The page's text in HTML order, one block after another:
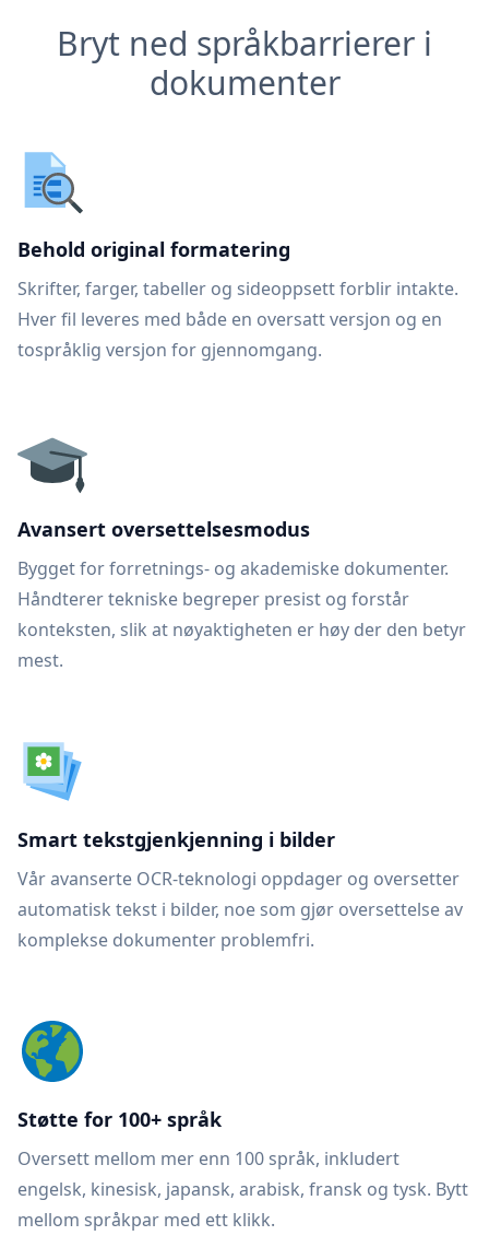
Bryt ned språkbarrierer i
dokumenter
Behold original formatering
Skrifter, farger, tabeller og sideoppsett forblir intakte.
Hver fil leveres med både en oversatt versjon og en
tospråklig versjon for gjennomgang.
Avansert oversettelsesmodus
Bygget for forretnings- og akademiske dokumenter.
Håndterer tekniske begreper presist og forstår
konteksten, slik at nøyaktigheten er høy der den betyr
mest.
Smart tekstgjenkjenning i bilder
Vår avanserte OCR-teknologi oppdager og oversetter
automatisk tekst i bilder, noe som gjør oversettelse av
komplekse dokumenter problemfri.
Støtte for 100+ språk
Oversett mellom mer enn 100 språk, inkludert
engelsk, kinesisk, japansk, arabisk, fransk og tysk. Bytt
mellom språkpar med ett klikk.